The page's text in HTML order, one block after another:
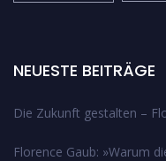
NEUESTE BEITRÄGE
Die Zukunft gestalten –
Florence Gaub: »Warum